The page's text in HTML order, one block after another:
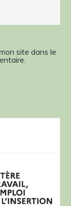
site dans le